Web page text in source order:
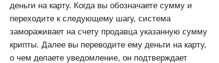
деньги на карту. Когда вы обозначаете сумму и
переходите к следующему шагу, система
замораживает на счету продавца указанную сумму
крипты. Далее вы переводите ему деньги на карту,
о чем делаете уведомление, он подтверждает